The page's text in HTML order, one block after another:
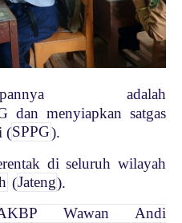
adalah
dan menyiapkan satgas
(SPPG).
di seluruh wilayah
(Jateng).
Wawan Andi